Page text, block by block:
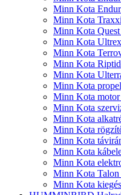
Minn Kota
Minn Kota
Minn Kota
Minn Kota
Minn Kota
Minn Kota
Minn Kota
Minn Kota
Minn Kota
Minn Kota
Minn Kota
Minn Kota
Minn Kota
Minn Kota
Minn Kota
Minn Kota Talon
Minn Kota